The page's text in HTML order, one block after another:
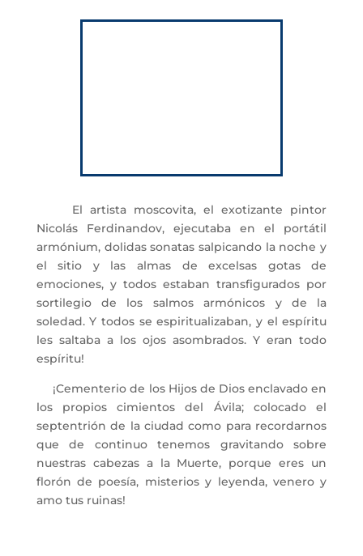
El artista moscovita, el exotizante pintor
Nicolás Ferdinandov, ejecutaba en el portátil
armónium, dolidas sonatas salpicando la noche y
el sitio y las almas de excelsas gotas de
emociones, y todos estaban transfigurados por
sortilegio de los salmos armónicos y de la
soledad. Y todos se espiritualizaban, y el espíritu
les saltaba a los ojos asombrados. Y eran todo
espíritu!
¡Cementerio de los Hijos de Dios enclavado en
los propios cimientos del Ávila; colocado el
septentrión de la ciudad como para recordarnos
que de continuo tenemos gravitando sobre
nuestras cabezas a la Muerte, porque eres un
florón de poesía, misterios y leyenda, venero y
amo tus ruinas!